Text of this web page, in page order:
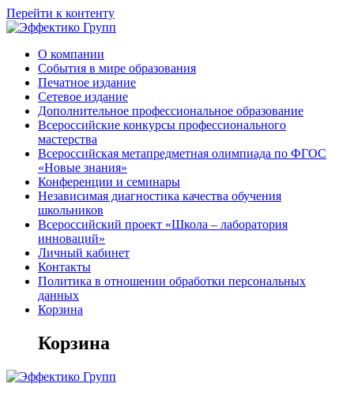
Перейти к контенту
О компании
События в мире образования
Печатное издание
Сетевое издание
Дополнительное профессиональное образование
Всероссийские конкурсы профессионального
мастерства
Всероссийская метапредметная олимпиада по ФГОС
«Новые знания»
Конференции и семинары
Независимая диагностика качества обучения
школьников
Всероссийский проект «Школа – лаборатория
инноваций»
Личный кабинет
Контакты
Политика в отношении обработки персональных
данных
Корзина
Корзина